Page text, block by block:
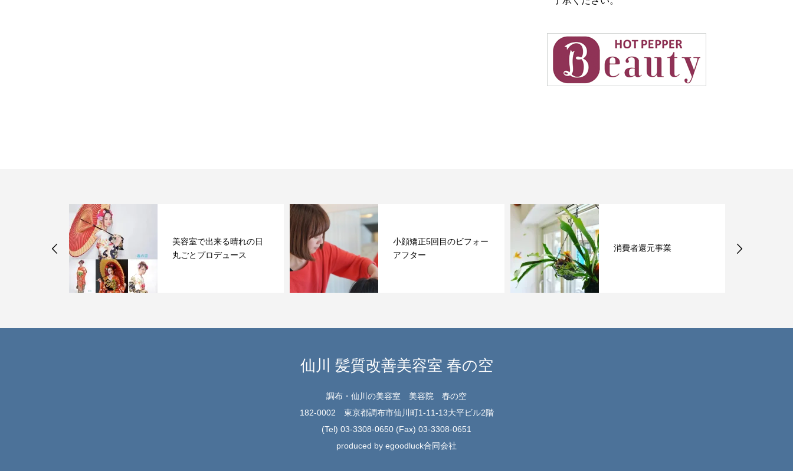
小顔矯正5回目のビフォー
アフター
消費者還元事業
け動いてます Vol、2
仙川 髪質改善美容室 春の空
調布・仙川の美容室 美容院 春の空
182-0002 東京都調布市仙川町1-11-13大平ビル2階
(Tel) 03-3308-0650 (Fax) 03-3308-0651
produced by egoodluck合同会社